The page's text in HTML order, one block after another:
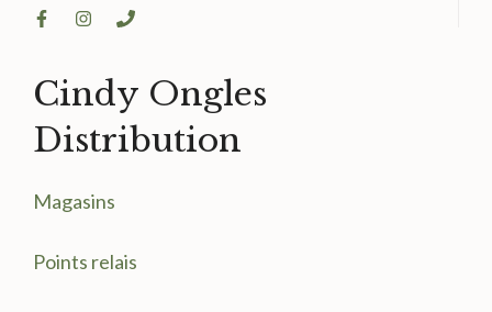
Cindy Ongles
Distribution
Magasins
Points relais